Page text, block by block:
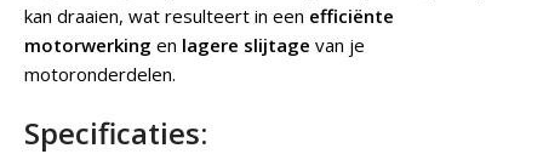
kan draaien, wat resulteert in een efficiënte
motorwerking en lagere slijtage van je
motoronderdelen.
Specificaties: